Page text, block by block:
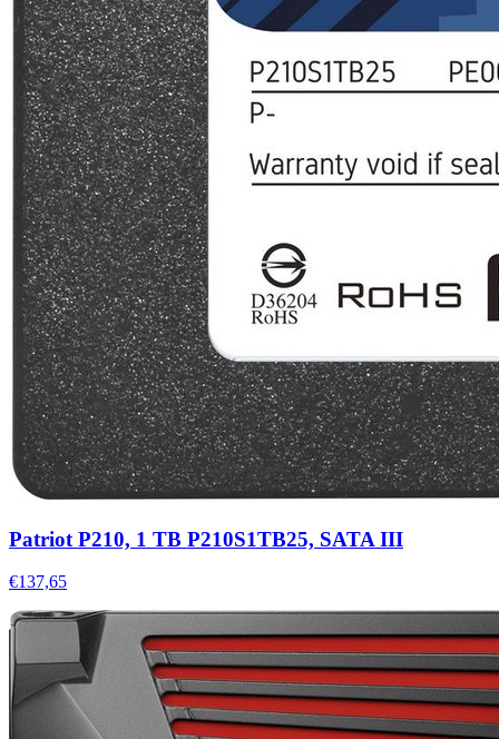
Patriot P210, 1 TB P210S1TB25, SATA III
€137,65